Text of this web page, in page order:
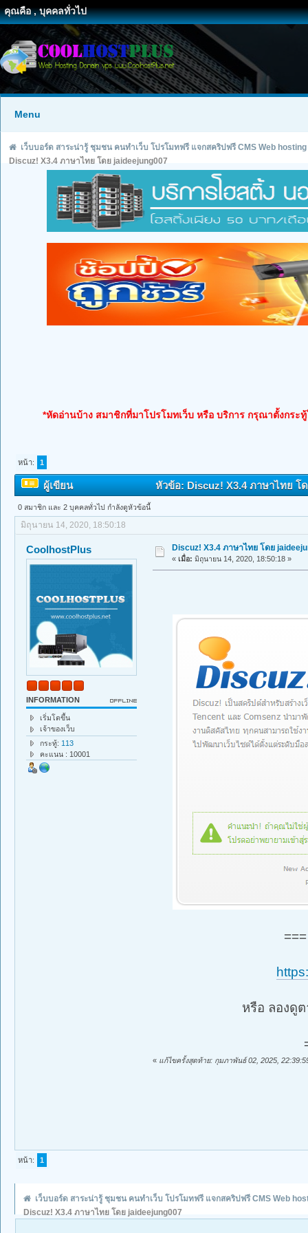
คุณคือ , บุคคลทั่วไป
Menu
เว็บบอร์ด สาระน่ารู้ ชุมชน คนทำเว็บ โปรโมทฟรี แจกสคริปฟรี CMS Web hosting
Discuz! X3.4 ภาษาไทย โดย jaideejung007
*หัดอ่านบ้าง สมาชิกที่มาโปรโมทเว็บ หรือ บริการ กรุณาตั้งกระ
หน้า: 1
ผู้เขียน หัวข้อ: Discuz! X3.4 ภาษาไทย โ
0 สมาชิก และ 2 บุคคลทั่วไป กำลังดูหัวข้อนี้
มิถุนายน 14, 2020, 18:50:18
CoolhostPlus
INFORMATION
เริ่มโตขึ้น
เจ้าของเว็บ
กระทู้: 113
คะแนน : 10001
Discuz! X3.4 ภาษาไทย โดย
« เมื่อ: มิถุนายน 14, 2020, 18:50:18 »
หรือ ลองดู
« แก้ไขครั้งสุดท้าย: กุมภาพันธ์ 02, 2025,
หน้า: 1
เว็บบอร์ด สาระน่ารู้ ชุมชน คนทำเว็บ โปรโมทฟรี แจกสคริปฟรี CMS Web
Discuz! X3.4 ภาษาไทย โดย jaideejung007